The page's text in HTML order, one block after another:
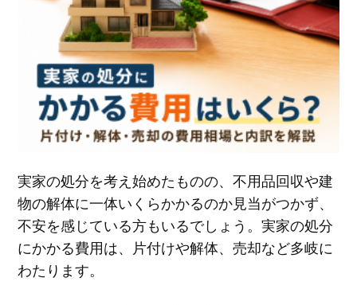
実家の処分を考え始めたものの、不用品回収や建
物の解体に一体いくらかかるのか見当がつかず、
不安を感じている方もいるでしょう。実家の処分
にかかる費用は、片付けや解体、売却など多岐に
わたります。